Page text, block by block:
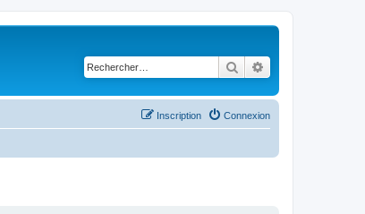
Rechercher
Connexion
Inscription